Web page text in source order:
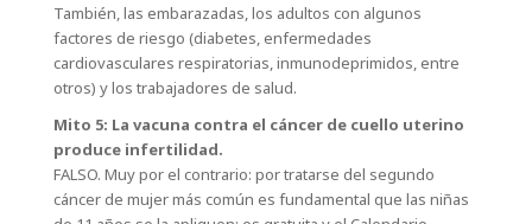
También, las embarazadas, los adultos con algunos
factores de riesgo (diabetes, enfermedades
cardiovasculares respiratorias, inmunodeprimidos, entre
otros) y los trabajadores de salud.
Mito 5: La vacuna contra el cáncer de cuello uterino
produce infertilidad.
FALSO. Muy por el contrario: por tratarse del segundo
cáncer de mujer más común es fundamental que las niñas